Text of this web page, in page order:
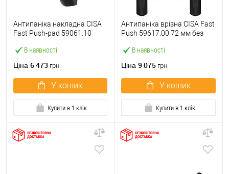
В наявності
Антипаніка накладна CISA
Fast Push-pad 59061.10
Ціна 6 473 грн.
У кошик
Купити в 1 клік
В наявності
Антипаніка врізна CISA Fast
Push 59617.00 72 мм без
Ціна 9 075 грн.
У кошик
Купити в 1 клік